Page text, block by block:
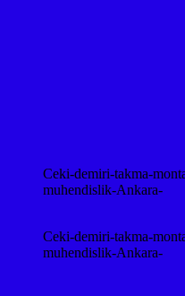
Ceki-demiri-takma-
muhendislik-Ankara-
Ceki-demiri-takma-
muhendislik-Ankara-